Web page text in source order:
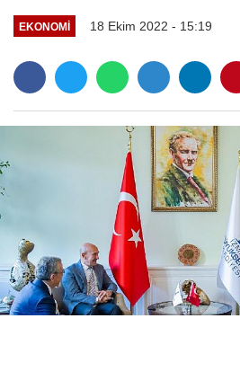
EKONOMİ 18 Ekim 2022 - 15:19